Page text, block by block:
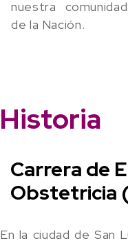
nuestra
de la Nación.
Historia
Carrera de
Obstetricia
En la ciudad de San